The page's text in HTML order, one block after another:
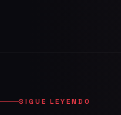
SIGUE LEYENDO